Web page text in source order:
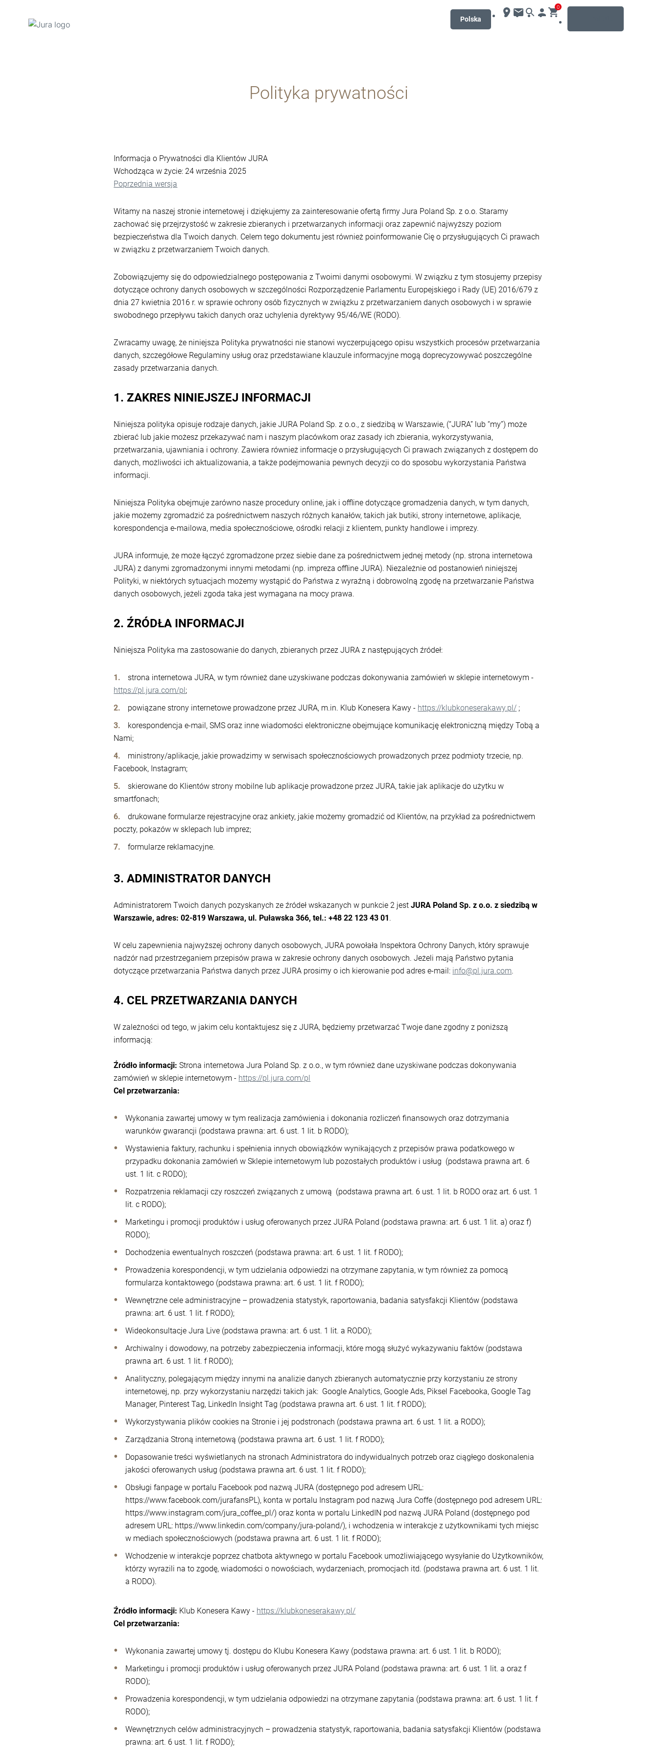
Polska
0
Polityka prywatności
Informacja o Prywatności dla Klientów JURA
Wchodząca w życie: 24 września 2025
Poprzednia wersja
Witamy na naszej stronie internetowej i dziękujemy za zainteresowanie ofertą firmy Jura Poland Sp. z o.o. Staramy
zachować się przejrzystość w zakresie zbieranych i przetwarzanych informacji oraz zapewnić najwyższy poziom
bezpieczeństwa dla Twoich danych. Celem tego dokumentu jest również poinformowanie Cię o przysługujących Ci prawach
w związku z przetwarzaniem Twoich danych.
Zobowiązujemy się do odpowiedzialnego postępowania z Twoimi danymi osobowymi. W związku z tym stosujemy przepisy
dotyczące ochrony danych osobowych w szczególności Rozporządzenie Parlamentu Europejskiego i Rady (UE) 2016/679 z
dnia 27 kwietnia 2016 r. w sprawie ochrony osób fizycznych w związku z przetwarzaniem danych osobowych i w sprawie
swobodnego przepływu takich danych oraz uchylenia dyrektywy 95/46/WE (RODO).
Zwracamy uwagę, że niniejsza Polityka prywatności nie stanowi wyczerpującego opisu wszystkich procesów przetwarzania
danych, szczegółowe Regulaminy usług oraz przedstawiane klauzule informacyjne mogą doprecyzowywać poszczególne
zasady przetwarzania danych.
1. ZAKRES NINIEJSZEJ INFORMACJI
Niniejsza polityka opisuje rodzaje danych, jakie JURA Poland Sp. z o.o., z siedzibą w Warszawie, (“JURA” lub “my”) może
zbierać lub jakie możesz przekazywać nam i naszym placówkom oraz zasady ich zbierania, wykorzystywania,
przetwarzania, ujawniania i ochrony. Zawiera również informacje o przysługujących Ci prawach związanych z dostępem do
danych, możliwości ich aktualizowania, a także podejmowania pewnych decyzji co do sposobu wykorzystania Państwa
informacji.
Niniejsza Polityka obejmuje zarówno nasze procedury online, jak i offline dotyczące gromadzenia danych, w tym danych,
jakie możemy zgromadzić za pośrednictwem naszych różnych kanałów, takich jak butiki, strony internetowe, aplikacje,
korespondencja e-mailowa, media społecznościowe, ośrodki relacji z klientem, punkty handlowe i imprezy.
JURA informuje, że może łączyć zgromadzone przez siebie dane za pośrednictwem jednej metody (np. strona internetowa
JURA) z danymi zgromadzonymi innymi metodami (np. impreza offline JURA). Niezależnie od postanowień niniejszej
Polityki, w niektórych sytuacjach możemy wystąpić do Państwa z wyraźną i dobrowolną zgodę na przetwarzanie Państwa
danych osobowych, jeżeli zgoda taka jest wymagana na mocy prawa.
2. ŹRÓDŁA INFORMACJI
Niniejsza Polityka ma zastosowanie do danych, zbieranych przez JURA z następujących źródeł:
strona internetowa JURA, w tym również dane uzyskiwane podczas dokonywania zamówień w sklepie internetowym -
https://pl.jura.com/pl;
powiązane strony internetowe prowadzone przez JURA, m.in. Klub Konesera Kawy - https://klubkoneserakawy.pl/ ;
korespondencja e-mail, SMS oraz inne wiadomości elektroniczne obejmujące komunikację elektroniczną między Tobą a
Nami;
ministrony/aplikacje, jakie prowadzimy w serwisach społecznościowych prowadzonych przez podmioty trzecie, np.
Facebook, Instagram;
skierowane do Klientów strony mobilne lub aplikacje prowadzone przez JURA, takie jak aplikacje do użytku w
smartfonach;
drukowane formularze rejestracyjne oraz ankiety, jakie możemy gromadzić od Klientów, na przykład za pośrednictwem
poczty, pokazów w sklepach lub imprez;
formularze reklamacyjne.
3. ADMINISTRATOR DANYCH
Administratorem Twoich danych pozyskanych ze źródeł wskazanych w punkcie 2 jestJURA Poland Sp. z o.o. z siedzibą w
Warszawie, adres: 02-819 Warszawa, ul. Puławska 366, tel.: +48 22 123 43 01.
W celu zapewnienia najwyższej ochrony danych osobowych, JURA powołała Inspektora Ochrony Danych, który sprawuje
nadzór nad przestrzeganiem przepisów prawa w zakresie ochrony danych osobowych. Jeżeli mają Państwo pytania
dotyczące przetwarzania Państwa danych przez JURA prosimy o ich kierowanie pod adres e-mail: info@pl.jura.com.
4. CEL PRZETWARZANIA DANYCH
W zależności od tego, w jakim celu kontaktujesz się z JURA, będziemy przetwarzać Twoje dane zgodny z poniższą
informacją:
Źródło informacji: Strona internetowa Jura Poland Sp. z o.o., w tym również dane uzyskiwane podczas dokonywania
zamówień w sklepie internetowym - https://pl.jura.com/pl
Cel przetwarzania:
Wykonania zawartej umowy w tym realizacja zamówienia i dokonania rozliczeń finansowych oraz dotrzymania
warunków gwarancji (podstawa prawna: art. 6 ust. 1 lit. b RODO);
Wystawienia faktury, rachunku i spełnienia innych obowiązków wynikających z przepisów prawa podatkowego w
przypadku dokonania zamówień w Sklepie internetowym lub pozostałych produktów i usług (podstawa prawna art. 6
ust. 1 lit. c RODO);
Rozpatrzenia reklamacji czy roszczeń związanych z umową (podstawa prawna art. 6 ust. 1 lit. b RODO oraz art. 6 ust. 1
lit. c RODO);
Marketingu i promocji produktów i usług oferowanych przez JURA Poland (podstawa prawna: art. 6 ust. 1 lit. a) oraz f)
RODO);
Dochodzenia ewentualnych roszczeń (podstawa prawna: art. 6 ust. 1 lit. f RODO);
Prowadzenia korespondencji, w tym udzielania odpowiedzi na otrzymane zapytania, w tym również za pomocą
formularza kontaktowego (podstawa prawna: art. 6 ust. 1 lit. f RODO);
Wewnętrzne cele administracyjne – prowadzenia statystyk, raportowania, badania satysfakcji Klientów (podstawa
prawna: art. 6 ust. 1 lit. f RODO);
Wideokonsultacje Jura Live (podstawa prawna: art. 6 ust. 1 lit. a RODO);
Archiwalny i dowodowy, na potrzeby zabezpieczenia informacji, które mogą służyć wykazywaniu faktów (podstawa
prawna art. 6 ust. 1 lit. f RODO);
Analityczny, polegającym między innymi na analizie danych zbieranych automatycznie przy korzystaniu ze strony
internetowej, np. przy wykorzystaniu narzędzi takich jak: Google Analytics, Google Ads, Piksel Facebooka, Google Tag
Manager, Pinterest Tag, LinkedIn Insight Tag (podstawa prawna art. 6 ust. 1 lit. f RODO);
Wykorzystywania plików cookies na Stronie i jej podstronach (podstawa prawna art. 6 ust. 1 lit. a RODO);
Zarządzania Stroną internetową (podstawa prawna art. 6 ust. 1 lit. f RODO);
Dopasowanie treści wyświetlanych na stronach Administratora do indywidualnych potrzeb oraz ciągłego doskonalenia
jakości oferowanych usług (podstawa prawna art. 6 ust. 1 lit. f RODO);
Obsługi fanpage w portalu Facebook pod nazwą JURA (dostępnego pod adresem URL:
https://www.facebook.com/jurafansPL), konta w portalu Instagram pod nazwą Jura Coffe (dostępnego pod adresem URL:
https://www.instagram.com/jura_coffee_pl/) oraz konta w portalu LinkedIN pod nazwą JURA Poland (dostępnego pod
adresem URL: https://www.linkedin.com/company/jura-poland/), i wchodzenia w interakcje z użytkownikami tych miejsc
w mediach społecznościowych (podstawa prawna art. 6 ust. 1 lit. f RODO);
Wchodzenie w interakcje poprzez chatbota aktywnego w portalu Facebook umożliwiającego wysyłanie do Użytkowników,
którzy wyrazili na to zgodę, wiadomości o nowościach, wydarzeniach, promocjach itd. (podstawa prawna art. 6 ust. 1 lit.
a RODO).
Źródło informacji: Klub Konesera Kawy - https://klubkoneserakawy.pl/
Cel przetwarzania:
Wykonania zawartej umowy tj. dostępu do Klubu Konesera Kawy (podstawa prawna: art. 6 ust. 1 lit. b RODO);
Marketingu i promocji produktów i usług oferowanych przez JURA Poland (podstawa prawna: art. 6 ust. 1 lit. a oraz f
RODO);
Prowadzenia korespondencji, w tym udzielania odpowiedzi na otrzymane zapytania (podstawa prawna: art. 6 ust. 1 lit. f
RODO);
Wewnętrznych celów administracyjnych – prowadzenia statystyk, raportowania, badania satysfakcji Klientów (podstawa
prawna: art. 6 ust. 1 lit. f RODO);